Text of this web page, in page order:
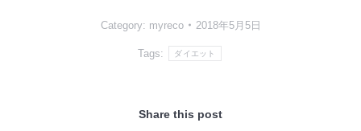
Category: myreco 2018年5月5日
Tags: ダイエット
Share this post